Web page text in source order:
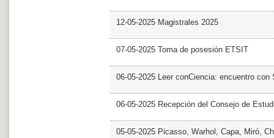
12-05-2025 Magistrales 2025
07-05-2025 Toma de posesión ETSIT
06-05-2025 Leer conCiencia: encuentro con
06-05-2025 Recepción del Consejo de
05-05-2025 Picasso, Warhol, Capa, Miró,